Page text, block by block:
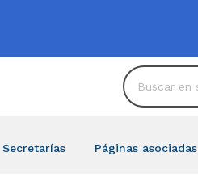
Secretarías Páginas asociadas